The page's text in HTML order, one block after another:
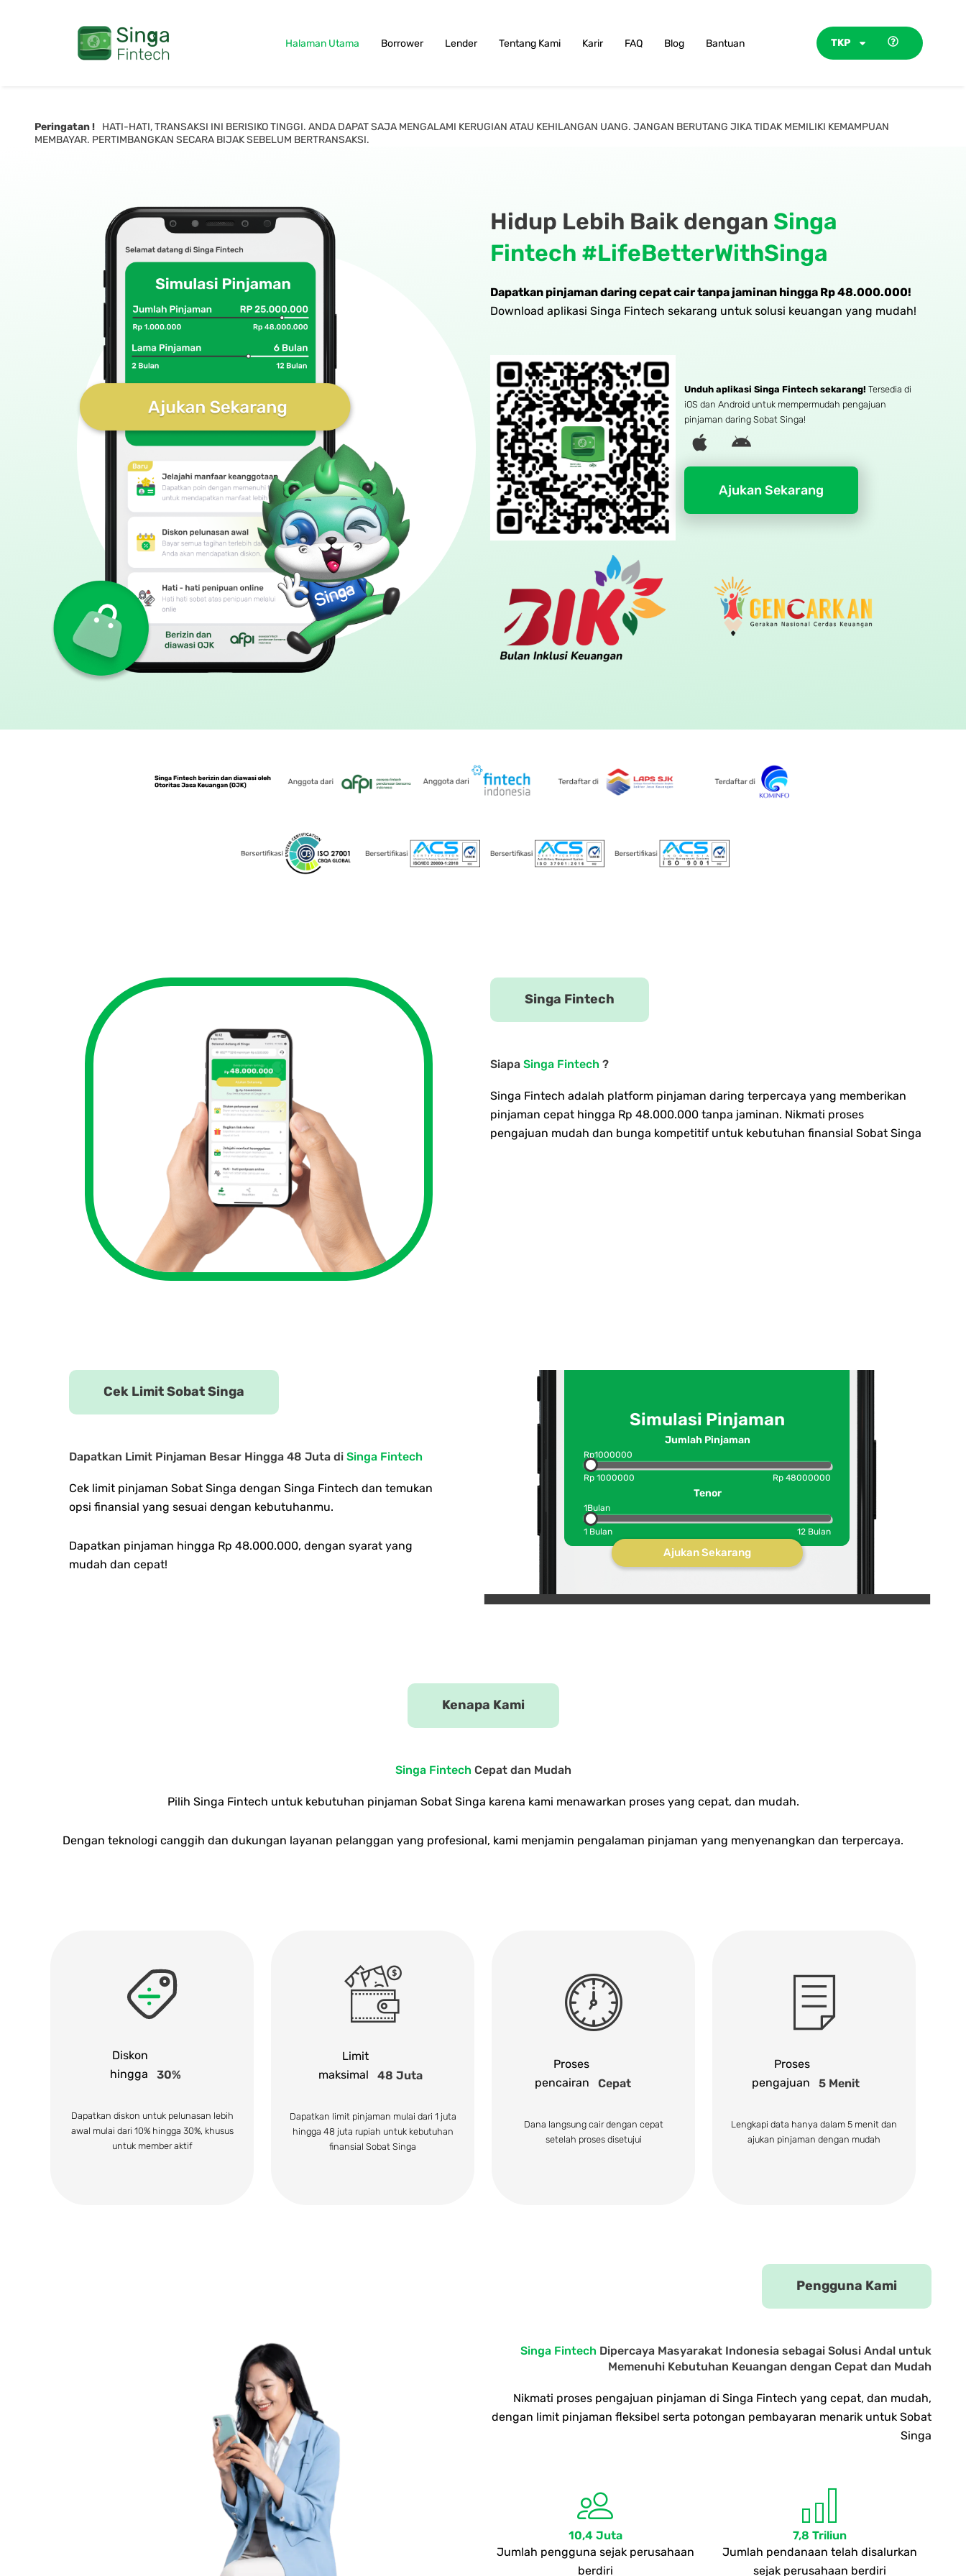
Halaman Utama Borrower Lender Tentang Kami Karir FAQ Blog Bantuan TKP
Peringatan !
HATI-HATI, TRANSAKSI INI BERISIKO TINGGI. ANDA DAPAT SAJA MENGALAMI KERUGIAN ATAU KEHILANGAN UANG. JANGAN BERUTANG JIKA TIDAK MEMILIKI KEMAMPUAN
MEMBAYAR. PERTIMBANGKAN SECARA BIJAK SEBELUM BERTRANSAKSI.
Hidup Lebih Baik dengan Singa
Fintech #LifeBetterWithSinga
Dapatkan pinjaman daring cepat cair tanpa jaminan hingga Rp 48.000.000!
Download aplikasi Singa Fintech sekarang untuk solusi keuangan yang mudah!
Unduh aplikasi Singa Fintech sekarang! Tersedia di
iOS dan Android untuk mempermudah pengajuan
pinjaman daring Sobat Singa!
A
p
p
e
A
n
d
r
o
Ajukan Sekarang
Singa Fintech
Siapa Singa Fintech ?
Singa Fintech adalah platform pinjaman daring terpercaya yang memberikan
pinjaman cepat hingga Rp 48.000.000 tanpa jaminan. Nikmati proses
pengajuan mudah dan bunga kompetitif untuk kebutuhan finansial Sobat Singa
Cek Limit Sobat Singa
Dapatkan Limit Pinjaman Besar Hingga 48 Juta di Singa Fintech
Cek limit pinjaman Sobat Singa dengan Singa Fintech dan temukan
opsi finansial yang sesuai dengan kebutuhanmu.
Dapatkan pinjaman hingga Rp 48.000.000, dengan syarat yang
mudah dan cepat!
Simulasi Pinjaman
Jumlah Pinjaman
Rp1000000
Rp1000000 Rp 48000000
Tenor
1Bulan
1 Bulan 12 Bulan
Ajukan Sekarang
Kenapa Kami
Singa Fintech Cepat dan Mudah
Pilih Singa Fintech untuk kebutuhan pinjaman Sobat Singa karena kami menawarkan proses yang cepat, dan mudah.
Dengan teknologi canggih dan dukungan layanan pelanggan yang profesional, kami menjamin pengalaman pinjaman yang menyenangkan dan terpercaya.
Diskon
hingga
30%
Dapatkan diskon untuk pelunasan lebih
awal mulai dari 10% hingga 30%, khusus
untuk member aktif
Limit
maksimal
48 Juta
Dapatkan limit pinjaman mulai dari 1 juta
hingga 48 juta rupiah untuk kebutuhan
finansial Sobat Singa
Proses
pencairan
Cepat
Dana langsung cair dengan cepat
setelah proses disetujui
Proses
pengajuan
5 Menit
Lengkapi data hanya dalam 5 menit dan
ajukan pinjaman dengan mudah
Pengguna Kami
Singa Fintech Dipercaya Masyarakat Indonesia sebagai Solusi Andal untuk
Memenuhi Kebutuhan Keuangan dengan Cepat dan Mudah
Nikmati proses pengajuan pinjaman di Singa Fintech yang cepat, dan mudah,
dengan limit pinjaman fleksibel serta potongan pembayaran menarik untuk Sobat
Singa
10,4 Juta
Jumlah pengguna sejak perusahaan
berdiri
7,8 Triliun
Jumlah pendanaan telah disalurkan
sejak perusahaan berdiri